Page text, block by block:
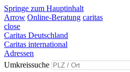
Springe zum Hauptinhalt
Arrow Online-Beratung caritas
close
Caritas Deutschland
Caritas international
Adressen
Umkreissuche